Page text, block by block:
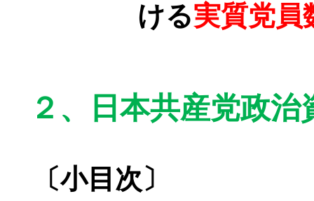
ける実質党員
２、 日本共産党政治
〔小目次〕